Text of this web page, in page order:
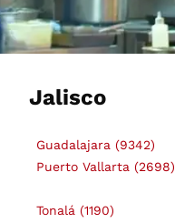
Jalisco
Guadalajara (9342)
Puerto Vallarta (2698)
Tonalá (1190)